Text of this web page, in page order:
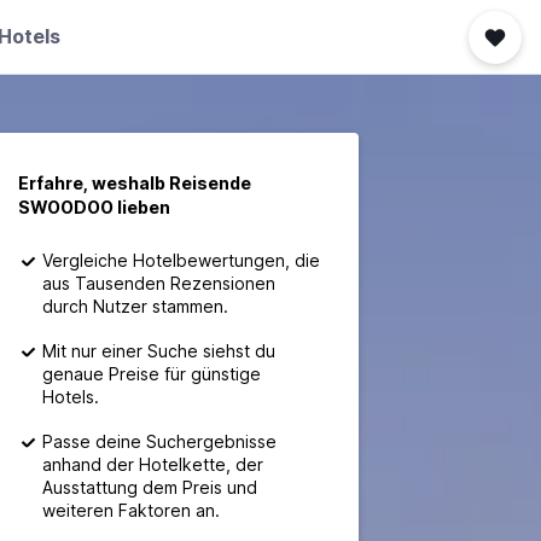
Erfahre, weshalb Reisende
SWOODOO lieben
Vergleiche Hotelbewertungen, die
aus Tausenden Rezensionen
durch Nutzer stammen.
Mit nur einer Suche siehst du
genaue Preise für günstige
Hotels.
Passe deine Suchergebnisse
anhand der Hotelkette, der
Ausstattung dem Preis und
weiteren Faktoren an.